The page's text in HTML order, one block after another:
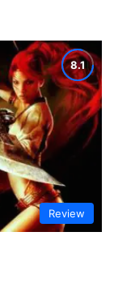
Review